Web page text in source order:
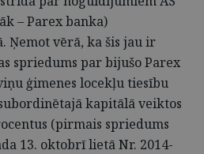
– Parex banka)
Ņemot vērā, ka šis jau ir
spriedums par bijušo Parex
ģimenes locekļu tiesību
kapitālā veiktos
(pirmais spriedums
13. oktobrī lietā Nr. 2014-